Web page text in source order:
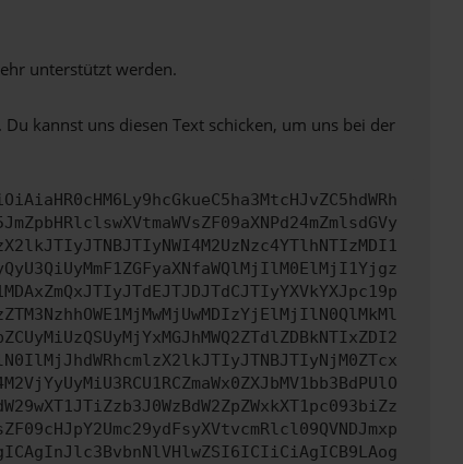
unterstützt werden.
kannst uns diesen Text schicken, um uns bei der